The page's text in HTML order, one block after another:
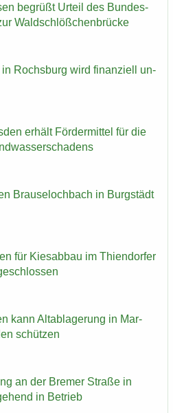
be­grüßt Ur­teil des Bun­des­
Wald­schlöß­chen­brü­cke
in Rochs­burg wird fi­nan­zi­ell un­
er­hält För­der­mit­tel für die
Brau­se­loch­bach in Burg­städt
für Kies­ab­bau im Thi­en­dor­fer
kann Alt­ab­la­ge­rung in Mar­
schüt­zen
an der Bre­mer Stra­ße in
in Be­trieb